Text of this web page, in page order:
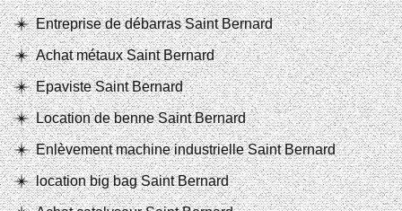
Entreprise de débarras Saint Bernard
Achat métaux Saint Bernard
Epaviste Saint Bernard
Location de benne Saint Bernard
Enlèvement machine industrielle Saint Bernard
location big bag Saint Bernard